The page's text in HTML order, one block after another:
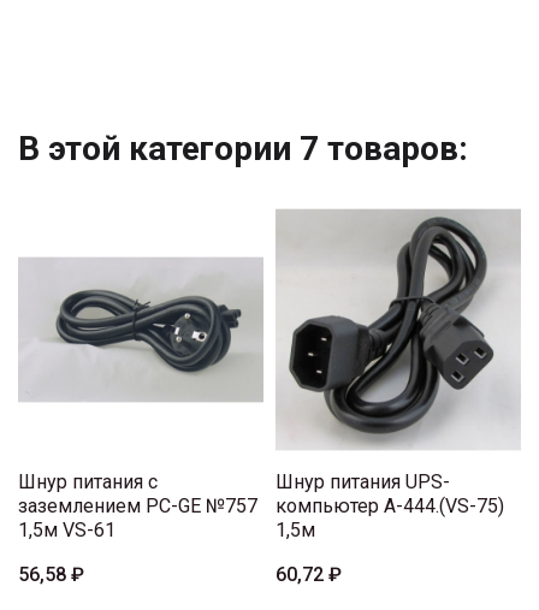
В этой категории 7 товаров:
Шнур питания с
заземлением PC-GE №757
1,5м VS-61
56,58 ₽
Шнур питания UPS-
компьютер A-444.(VS-75)
1,5м
60,72 ₽